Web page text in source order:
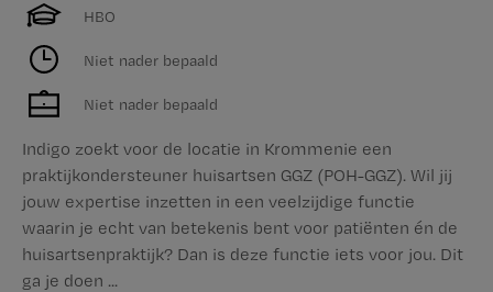
HBO
Niet nader bepaald
Niet nader bepaald
Indigo zoekt voor de locatie in Krommenie een
praktijkondersteuner huisartsen GGZ (POH-GGZ). Wil jij
jouw expertise inzetten in een veelzijdige functie
waarin je echt van betekenis bent voor patiënten én de
huisartsenpraktijk? Dan is deze functie iets voor jou. Dit
ga je doen ...